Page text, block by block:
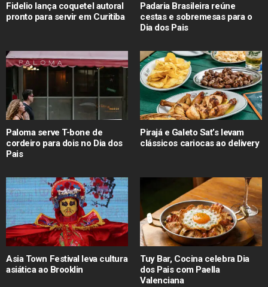
Fidelio lança coquetel autoral
pronto para servir em Curitiba
Padaria Brasileira reúne
cestas e sobremesas para o
Dia dos Pais
Paloma serve T-bone de
cordeiro para dois no Dia dos
Pais
Pirajá e Galeto Sat’s levam
clássicos cariocas ao delivery
Asia Town Festival leva cultura
asiática ao Brooklin
Tuy Bar, Cocina celebra Dia
dos Pais com Paella
Valenciana